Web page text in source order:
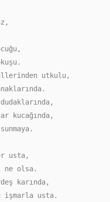
utkulu,
kucağında,
usta,
ne olsa.
karında,
işmarla usta.